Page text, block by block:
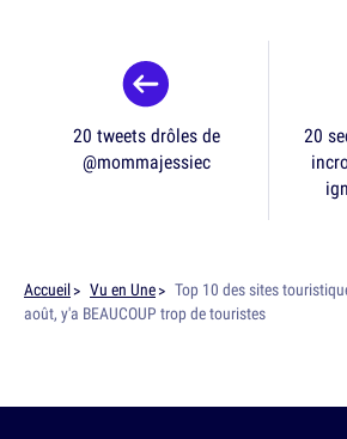
20 tweets drôles de
@mommajessiec
20
Accueil Vu en Une
Top 10 des sites
août, y'a BEAUCOUP trop de touristes